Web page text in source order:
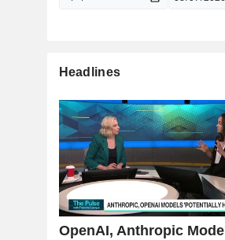
Headlines
OpenAI, Anthropic Model